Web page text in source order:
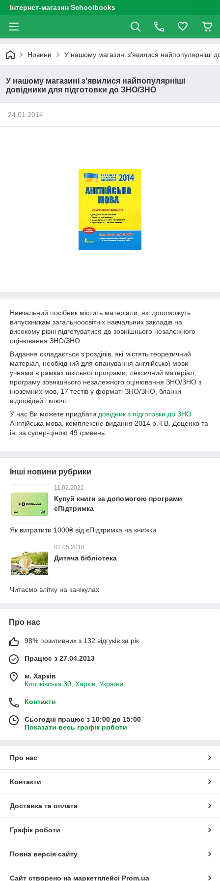
Інтернет-магазин Schoolbooks
Новини У нашому магазині з'явилися найпопулярніші
У нашому магазині з'явилися найпопулярніші
довідники для підготовки до ЗНО/ЗНО
24.01.2014
Навчальний посібник містить матеріали, які допоможуть
випускникам загальноосвітніх навчальних закладів на
високому рівні підготуватися до зовнішнього незалежного
оцінювання ЗНО/ЗНО.
Видання складається з розділів, які містять теоретичний
матеріал, необхідний для опанування англійської мови
учнями в рамках шкільної програми, лексичний матеріал,
програму зовнішнього незалежного оцінювання ЗНО/ЗНО з
іноземних мов, 17 тестів у форматі ЗНО/ЗНО, бланки
відповідей і ключі.
У нас Ви можете придбати довідник з підготовки до ЗНО
Англійська мова, комплексне видання 2014 р. І.В. Доценко та
ін. за супер-ціною 49 гривень.
Інші новини рубрики
11.02.2022
Купуй книги за допомогою програми
єПідтримка
Як витратити 1000₴ від єПідтримка на книжки
02.05.2018
Дитяча бібліотека
Читаємо влітку на канікулах
Про нас
98% позитивних з 132 відгуків за рік
Працює з 27.04.2013
м. Харків
Клочківська 30, Харків, Україна
Контакти
Сьогодні працює з 10:00 до 15:00
Показати весь графік роботи
Про нас
Контакти
Доставка та оплата
Графік роботи
Повна версія сайту
Сайт створено на маркетплейсі Prom.ua